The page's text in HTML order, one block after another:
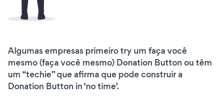
Algumas empresas primeiro try um faça você
mesmo (faça você mesmo) Donation Button ou têm
um “techie” que afirma que pode construir a
Donation Button in 'no time'.